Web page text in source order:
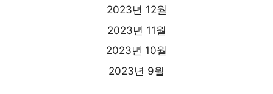
2023년 12월
2023년 11월
2023년 10월
2023년 9월